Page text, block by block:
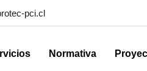
pci.cl
Normativa